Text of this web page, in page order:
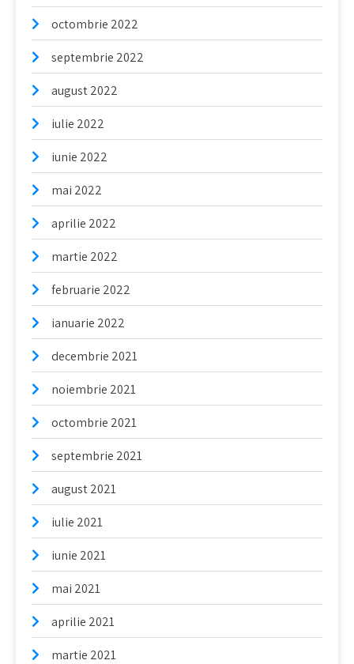
octombrie 2022
septembrie 2022
august 2022
iulie 2022
iunie 2022
mai 2022
aprilie 2022
martie 2022
februarie 2022
ianuarie 2022
decembrie 2021
noiembrie 2021
octombrie 2021
septembrie 2021
august 2021
iulie 2021
iunie 2021
mai 2021
aprilie 2021
martie 2021